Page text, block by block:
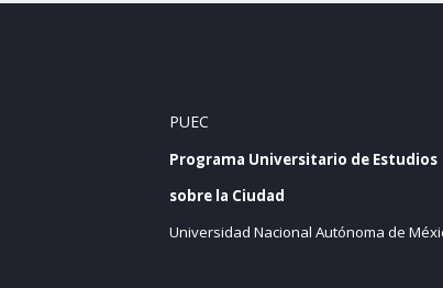
PUEC
Programa Universitario de Estudios
sobre la Ciudad
Universidad Nacional Autónoma de